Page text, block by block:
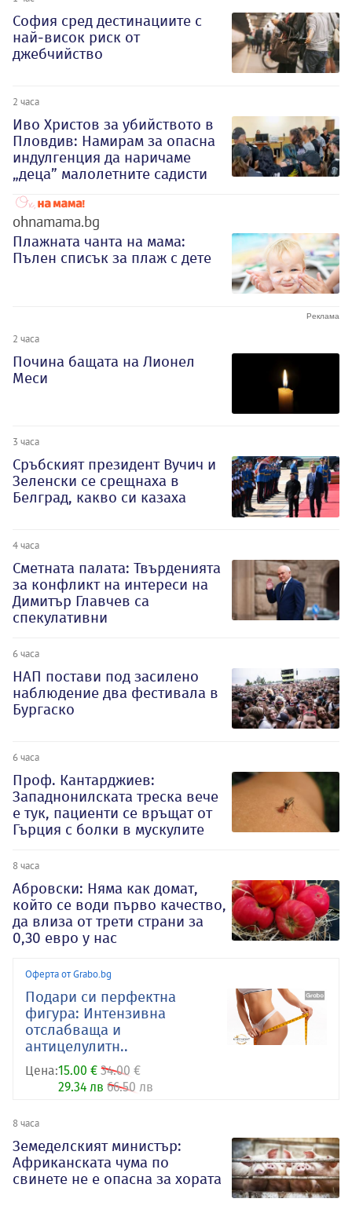
София сред дестинациите с
най-висок риск от
джебчийство
2 часа
Иво Христов за убийството в
Пловдив: Намирам за опасна
индулгенция да наричаме
„деца” малолетните садисти
ohnamama.bg
Плажната чанта на мама:
Пълен списък за плаж с дете
2 часа
Почина бащата на Лионел
Меси
3 часа
Сръбският президент Вучич и
Зеленски се срещнаха в
Белград, какво си казаха
4 часа
Сметната палата: Твърденията
за конфликт на интереси на
Димитър Главчев са
спекулативни
6 часа
НАП постави под засилено
наблюдение два фестивала в
Бургаско
6 часа
Проф. Кантарджиев:
Западнонилската треска вече
е тук, пациенти се връщат от
Гърция с болки в мускулите
8 часа
Абровски: Няма как домат,
който се води първо качество,
да влиза от трети страни за
0,30 евро у нас
Оферта от Grabo.bg
Подари си перфектна
фигура: Интензивна
отслабваща и
антицелулитн..
Цена:15.00 € 34.00 €
29.34 лв 66.50 лв
8 часа
Земеделският министър:
Африканската чума по
свинете не е опасна за хората